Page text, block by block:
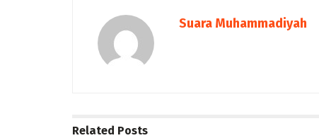
Suara Muhammadiyah
Related Posts